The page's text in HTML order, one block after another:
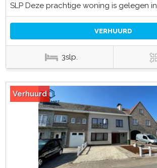
SLP Deze prachtige woning is gelegen in
VERHUURD
3slp.
Verhuurd